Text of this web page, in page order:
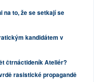
na to, že se setkají se
kandidátem v
čtrnáctideník Ateliér?
rasistické propagandě